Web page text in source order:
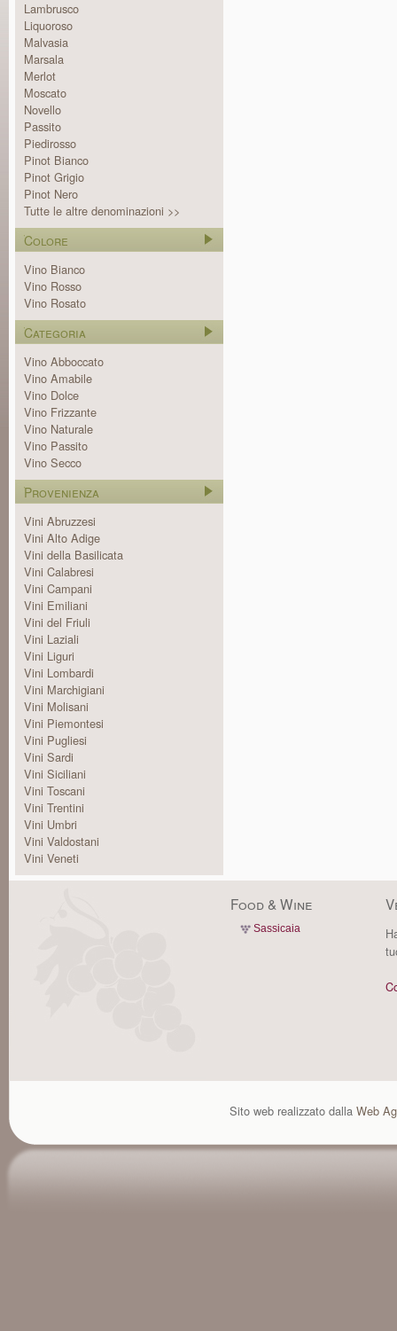
Lambrusco
Liquoroso
Malvasia
Marsala
Merlot
Moscato
Novello
Passito
Piedirosso
Pinot Bianco
Pinot Grigio
Pinot Nero
Tutte le altre denominazioni >>
Colore
Vino Bianco
Vino Rosso
Vino Rosato
Categoria
Vino Abboccato
Vino Amabile
Vino Dolce
Vino Frizzante
Vino Naturale
Vino Passito
Vino Secco
Provenienza
Vini Abruzzesi
Vini Alto Adige
Vini della Basilicata
Vini Calabresi
Vini Campani
Vini Emiliani
Vini del Friuli
Vini Laziali
Vini Liguri
Vini Lombardi
Vini Marchigiani
Vini Molisani
Vini Piemontesi
Vini Pugliesi
Vini Sardi
Vini Siciliani
Vini Toscani
Vini Trentini
Vini Umbri
Vini Valdostani
Vini Veneti
Food & Wine
Sassicaia
Sito web realizzato dalla Web